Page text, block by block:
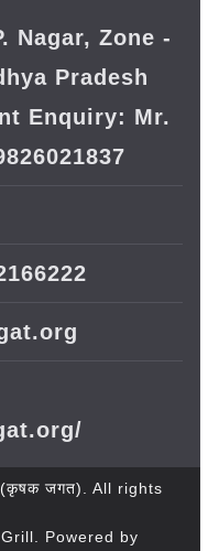
Nagar, Zone -
Pradesh
Enquiry: Mr.
जगत). All rights
Powered by